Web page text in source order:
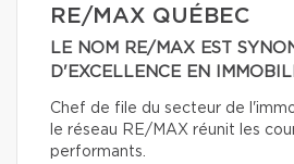
RE/MAX QUÉBEC
LE NOM RE/MAX EST
D'EXCELLENCE EN
Chef de file du secteur de
le réseau RE/MAX réunit les
performants.